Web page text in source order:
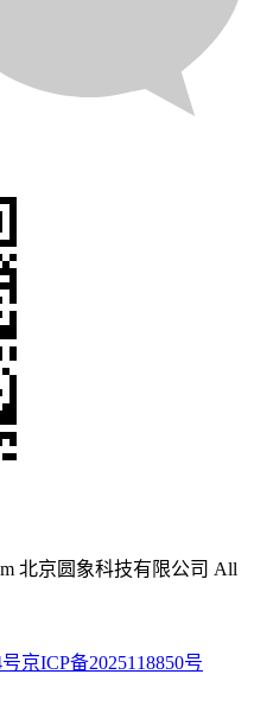
北京圆象科技有限公司 All
京ICP备2025118850号